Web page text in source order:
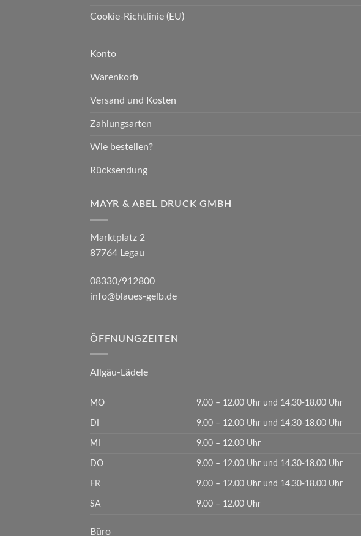
Cookie-Richtlinie (EU)
Konto
Warenkorb
Versand und Kosten
Zahlungsarten
Wie bestellen?
Rücksendung
MAYR & ABEL DRUCK GMBH
Marktplatz 2
87764 Legau
08330/912800
info@blaues-gelb.de
ÖFFNUNGZEITEN
Allgäu-Lädele
MO 9.00 – 12.00 Uhr und 14.30-18.00 Uhr
DI 9.00 – 12.00 Uhr und 14.30-18.00 Uhr
MI 9.00 – 12.00 Uhr
DO 9.00 – 12.00 Uhr und 14.30-18.00 Uhr
FR 9.00 – 12.00 Uhr und 14.30-18.00 Uhr
SA 9.00 – 12.00 Uhr
Büro